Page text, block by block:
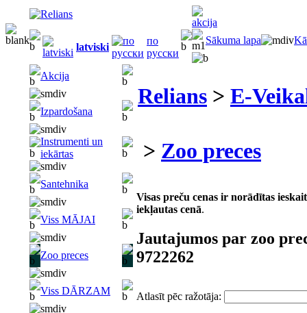
latviski
по
русски
Sākuma lapa
Akcija
Izpardošana
Instrumenti un
iekārtas
Santehnika
Viss MĀJAI
Zoo preces
Viss DĀRZAM
Relians > E-
> Zoo preces
Visas preču cenas ir norādītas
iekļautas cenā.
Jautajumos par zoo
9722262
Atlasīt pēc ražotāja: